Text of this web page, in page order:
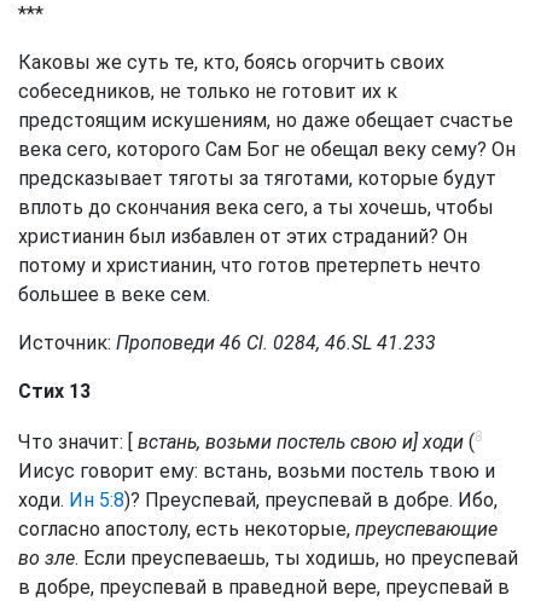
***
Каковы же суть те, кто, боясь огорчить своих
собеседников, не только не готовит их к
предстоящим искушениям, но даже обещает счастье
века сего, которого Сам Бог не обещал веку сему? Он
предсказывает тяготы за тяготами, которые будут
вплоть до скончания века сего, а ты хочешь, чтобы
христианин был избавлен от этих страданий? Он
потому и христианин, что готов претерпеть нечто
большее в веке сем.
Источник: Проповеди 46 Сl. 0284, 46.SL 41.233
Стих 13
Что значит: [ встань, возьми постель свою и] ходи (8
Иисус говорит ему: встань, возьми постель твою и
ходи. Ин 5:8)? Преуспевай, преуспевай в добре. Ибо,
согласно апостолу, есть некоторые, преуспевающие
во зле. Если преуспеваешь, ты ходишь, но преуспевай
в добре, преуспевай в праведной вере, преуспевай в